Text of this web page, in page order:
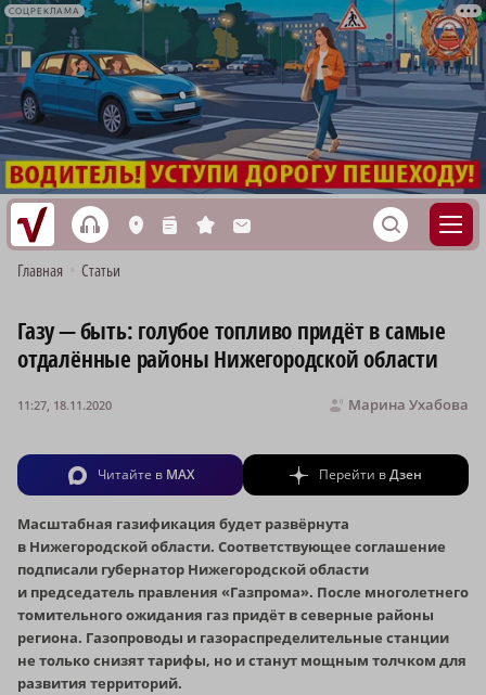
СОЦРЕКЛАМА
h L n s M S
Главная Статьи
Газу — быть: голубое топливо придёт в самые
отдалённые районы Нижегородской области
Марина Ухабова
11:27, 18.11.2020
Читайте в MAX Перейти вДзен
Масштабная газификация будет развёрнута
в Нижегородской области. Соответствующее соглашение
подписали губернатор Нижегородской области
и председатель правления «Газпрома». После многолетнего
томительного ожидания газ придёт в северные районы
региона. Газопроводы и газораспределительные станции
не только снизят тарифы, но и станут мощным толчком для
развития территорий.